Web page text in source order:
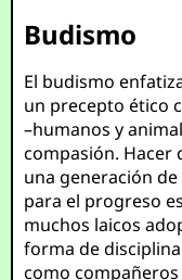
Budismo
El budismo
un precepto ético
–humanos y
compasión. Hacer
una generación
para el progreso
muchos laicos
forma de
como compañeros